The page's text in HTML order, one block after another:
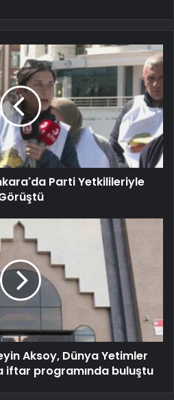
Parti Yetkilileriyle
Aksoy, Dünya Yetimler
iftar programında buluştu